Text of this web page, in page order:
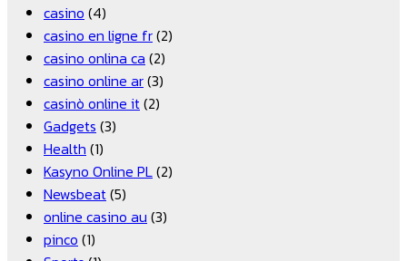
casino (4)
casino en ligne fr(2)
casino onlina ca (2)
casino online ar(3)
casinò online it(2)
Gadgets (3)
Health (1)
Kasyno Online PL(2)
Newsbeat(5)
online casino au (3)
pinco (1)